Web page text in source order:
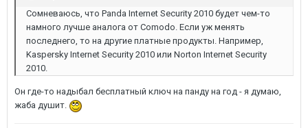
Сомневаюсь, что Panda Internet Security 2010 будет чем-то
намного лучше аналога от Comodo. Если уж менять
последнего, то на другие платные продукты. Например,
Kaspersky Internet Security 2010 или Norton Internet Security
2010.
Он где-то надыбал бесплатный ключ на панду на год - я думаю,
жаба душит.